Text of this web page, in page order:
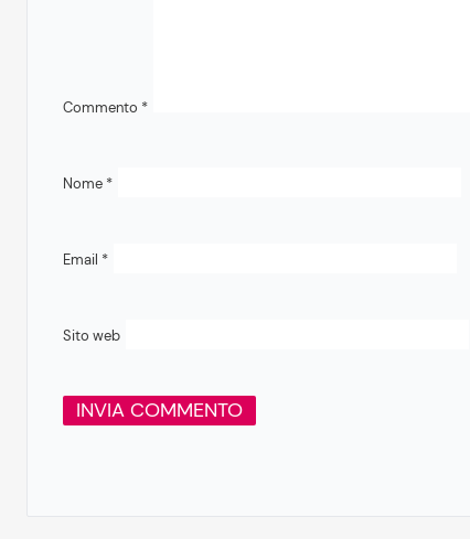
Commento *
Nome *
Email *
Sito web